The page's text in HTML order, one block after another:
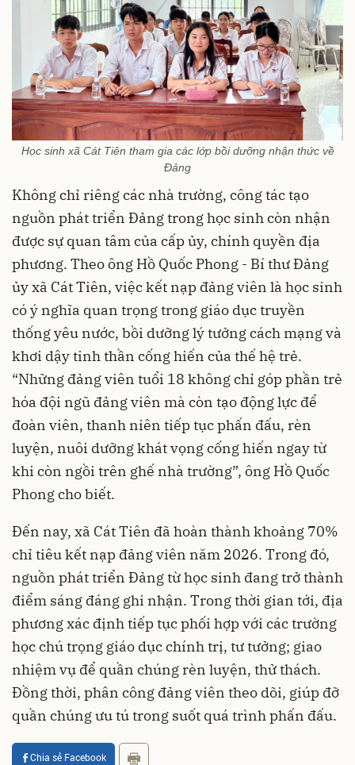
Học sinh xã Cát Tiên tham gia các lớp bồi dưỡng nhận thức về
Đảng
Không chỉ riêng các nhà trường, công tác tạo
nguồn phát triển Đảng trong học sinh còn nhận
được sự quan tâm của cấp ủy, chính quyền địa
phương. Theo ông Hồ Quốc Phong - Bí thư Đảng
ủy xã Cát Tiên, việc kết nạp đảng viên là học sinh
có ý nghĩa quan trọng trong giáo dục truyền
thống yêu nước, bồi dưỡng lý tưởng cách mạng và
khơi dậy tinh thần cống hiến của thế hệ trẻ.
“Những đảng viên tuổi 18 không chỉ góp phần trẻ
hóa đội ngũ đảng viên mà còn tạo động lực để
đoàn viên, thanh niên tiếp tục phấn đấu, rèn
luyện, nuôi dưỡng khát vọng cống hiến ngay từ
khi còn ngồi trên ghế nhà trường”, ông Hồ Quốc
Phong cho biết.
Đến nay, xã Cát Tiên đã hoàn thành khoảng 70%
chỉ tiêu kết nạp đảng viên năm 2026. Trong đó,
nguồn phát triển Đảng từ học sinh đang trở thành
điểm sáng đáng ghi nhận. Trong thời gian tới, địa
phương xác định tiếp tục phối hợp với các trường
học chú trọng giáo dục chính trị, tư tưởng; giao
nhiệm vụ để quần chúng rèn luyện, thử thách.
Đồng thời, phân công đảng viên theo dõi, giúp đỡ
quần chúng ưu tú trong suốt quá trình phấn đấu.
Chia sẻ Facebook